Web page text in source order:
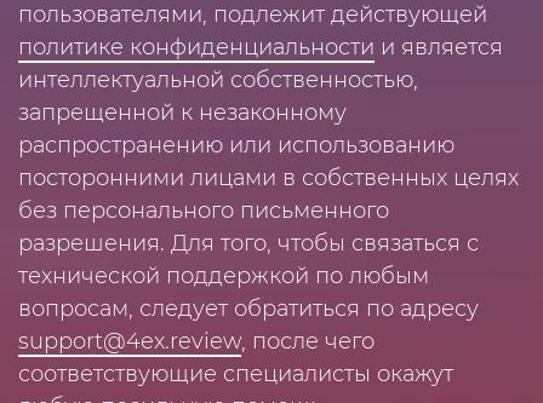
пользователями, подлежит действующей
политике конфиденциальности и является
интеллектуальной собственностью,
запрещенной к незаконному
распространению или использованию
посторонними лицами в собственных целях
без персонального письменного
разрешения. Для того, чтобы связаться с
технической поддержкой по любым
вопросам, следует обратиться по адресу
support@4ex.review, после чего
соответствующие специалисты окажут